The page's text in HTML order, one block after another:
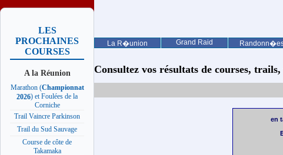
La R�union Grand Raid
LES
PROCHAINES
COURSES
A la Réunion
Marathon (Championnat
2026) et Foulées de la
Corniche
Trail Vaincre Parkinson
Trail du Sud Sauvage
Course de côte de
Takamaka
Consultez vos résultats de courses,
en